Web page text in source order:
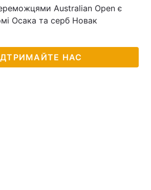
Australian Open є
Осака та серб Новак
НАС